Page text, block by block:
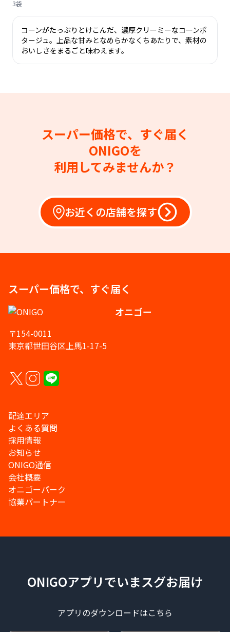
3袋
コーンがたっぷりとけこんだ、濃厚クリーミーなコーンポ
タージュ。上品な甘みとなめらかなくちあたりで、素材の
おいしさをまるごと味わえます。
スーパー価格で、すぐ届く
ONIGOを
利用してみませんか？
お近くの店舗を探す
スーパー価格で、すぐ届く
オニゴー
〒154-0011
東京都世田谷区上馬1-17-5
配達エリア
よくある質問
採用情報
お知らせ
ONIGO通信
会社概要
オニゴーパーク
協業パートナー
ONIGOアプリでいまスグお届け
アプリのダウンロードはこちら